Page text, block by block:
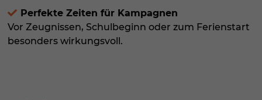
Perfekte Zeiten für Kampagnen
Vor Zeugnissen, Schulbeginn oder zum Ferienstart
besonders wirkungsvoll.